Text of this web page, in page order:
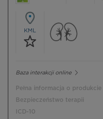
KML
Baza interakcji online
Pełna informacja o produkcie
Bezpieczeństwo terapii
ICD-10